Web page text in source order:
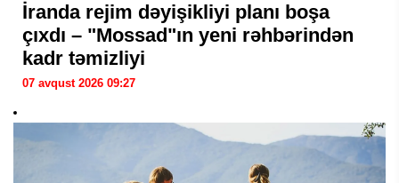
İranda rejim dəyişikliyi planı boşa
çıxdı – "Mossad"ın yeni rəhbərindən
kadr təmizliyi
07 avqust 2026 09:27